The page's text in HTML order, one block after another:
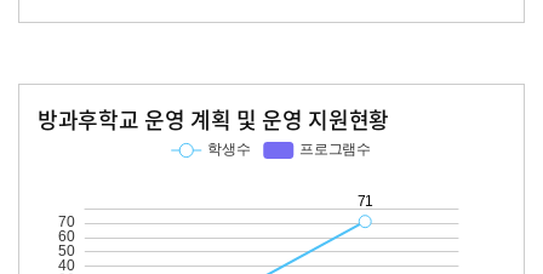
방과후학교 운영 계획 및 운영 지원현황